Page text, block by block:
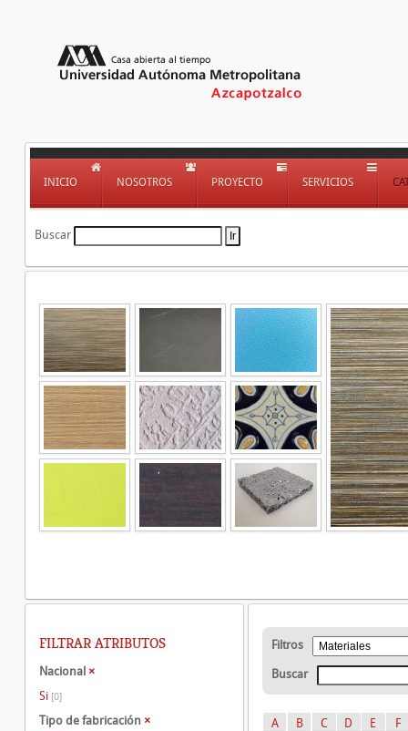
INICIO NOSOTROS PROYECTO SERVICIOS
Buscar
Filtros
Buscar
A B C D E F
FILTRAR ATRIBUTOS
Nacional ×
Si [0]
Tipo de fabricación ×